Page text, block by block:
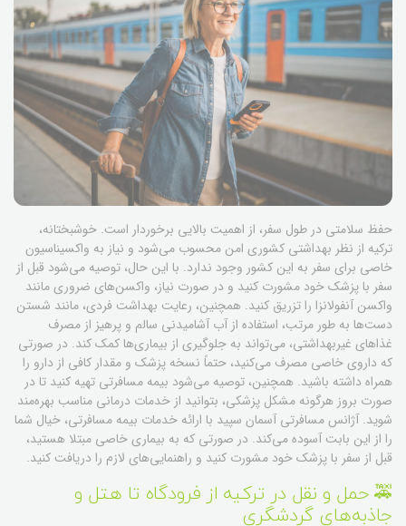
حفظ سلامتی در طول سفر، از اهمیت بالایی برخوردار است. خوشبختانه،
ترکیه از نظر بهداشتی کشوری امن محسوب می‌شود و نیاز به واکسیناسیون
خاصی برای سفر به این کشور وجود ندارد. با این حال، توصیه می‌شود قبل از
سفر با پزشک خود مشورت کنید و در صورت نیاز، واکسن‌های ضروری مانند
واکسن آنفولانزا را تزریق کنید. همچنین، رعایت بهداشت فردی، مانند شستن
دست‌ها به طور مرتب، استفاده از آب آشامیدنی سالم و پرهیز از مصرف
غذاهای غیربهداشتی، می‌تواند به جلوگیری از بیماری‌ها کمک کند. در صورتی
که داروی خاصی مصرف می‌کنید، حتماً نسخه پزشک و مقدار کافی از دارو را
همراه داشته باشید. همچنین، توصیه می‌شود بیمه مسافرتی تهیه کنید تا در
صورت بروز هرگونه مشکل پزشکی، بتوانید از خدمات درمانی مناسب بهره‌مند
شوید. آژانس مسافرتی آسمان سپید با ارائه خدمات بیمه مسافرتی، خیال شما
را از این بابت آسوده می‌کند. در صورتی که به بیماری خاصی مبتلا هستید،
قبل از سفر با پزشک خود مشورت کنید و راهنمایی‌های لازم را دریافت کنید.
🚕 حمل و نقل در ترکیه از فرودگاه تا هتل و
جاذبه‌های گردشگری